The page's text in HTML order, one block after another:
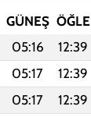
GÜNEŞ ÖĞLE
05:16 12:39
05:17 12:39
05:17 12:39